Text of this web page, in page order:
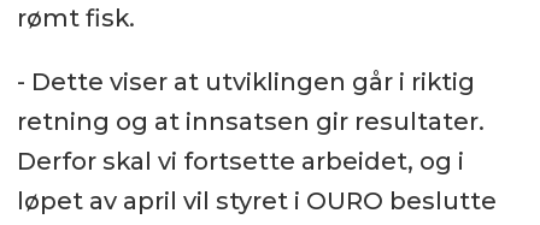
rømt fisk.
- Dette viser at utviklingen går i riktig
retning og at innsatsen gir resultater.
Derfor skal vi fortsette arbeidet, og i
løpet av april vil styret i OURO beslutte